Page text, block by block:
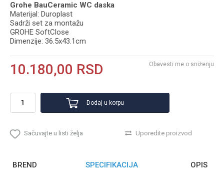
Grohe BauCeramic WC daska
Materijal: Duroplast
Sadrži set za montažu
GROHE SoftClose
Dimenzije: 36.5x43.1cm
10.180,00 RSD Obavesti me o sniženju
Dodaj u korpu
Sačuvajte u listi želja Uporedite proizvod
BREND SPECIFIKACIJA OPIS